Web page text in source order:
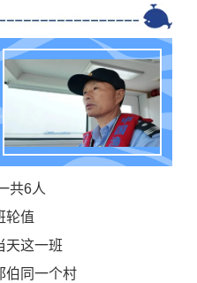
共6人
轮值
天这一班
伯同一个村